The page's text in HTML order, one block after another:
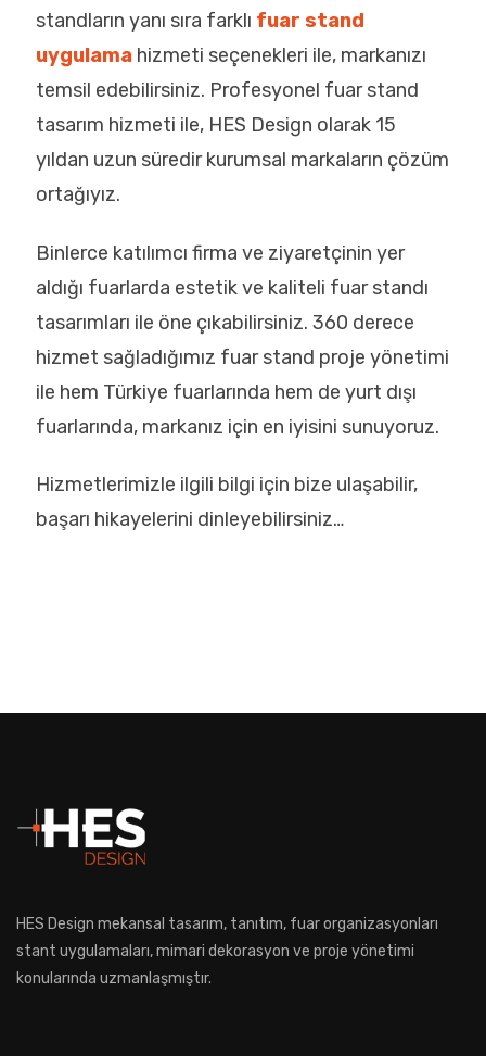
standların yanı sıra farklı fuar stand
uygulamahizmeti seçenekleri ile, markanızı
temsil edebilirsiniz. Profesyonel fuar stand
tasarım hizmeti ile, HES Design olarak 15
yıldan uzun süredir kurumsal markaların çözüm
ortağıyız.
Binlerce katılımcı firma ve ziyaretçinin yer
aldığı fuarlarda estetik ve kaliteli fuar standı
tasarımları ile öne çıkabilirsiniz. 360 derece
hizmet sağladığımız fuar stand proje yönetimi
ile hem Türkiye fuarlarında hem de yurt dışı
fuarlarında, markanız için en iyisini sunuyoruz.
Hizmetlerimizle ilgili bilgi için bize ulaşabilir,
başarı hikayelerini dinleyebilirsiniz…
HES Design mekansal tasarım, tanıtım, fuar organizasyonları
stant uygulamaları, mimari dekorasyon ve proje yönetimi
konularında uzmanlaşmıştır.